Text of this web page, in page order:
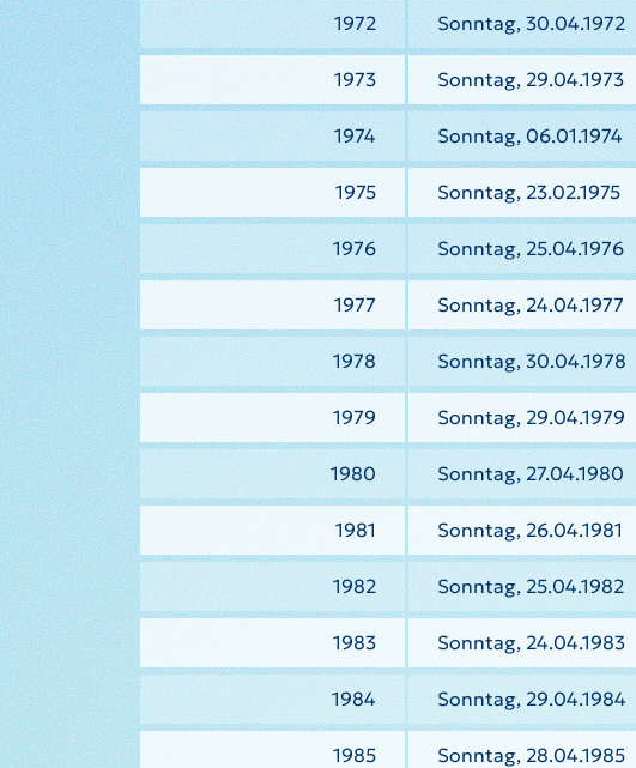
1972 Sonntag, 30.04.1972
1973 Sonntag, 29.04.1973
1974 Sonntag, 06.01.1974
1975 Sonntag, 23.02.1975
1976 Sonntag, 25.04.1976
1977 Sonntag, 24.04.1977
1978 Sonntag, 30.04.1978
1979 Sonntag, 29.04.1979
1980 Sonntag, 27.04.1980
1981 Sonntag, 26.04.1981
1982 Sonntag, 25.04.1982
1983 Sonntag, 24.04.1983
1984 Sonntag, 29.04.1984
1985 Sonntag, 28.04.1985